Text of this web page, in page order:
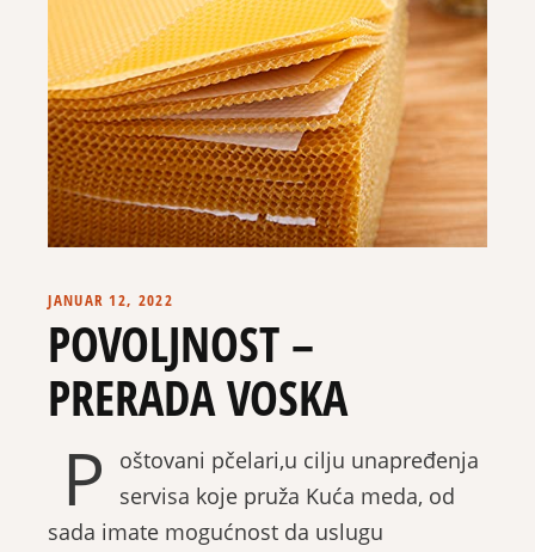
JANUAR 12, 2022
POVOLJNOST –
PRERADA VOSKA
P
oštovani pčelari,u cilju unapređenja
servisa koje pruža Kuća meda, od
sada imate mogućnost da uslugu